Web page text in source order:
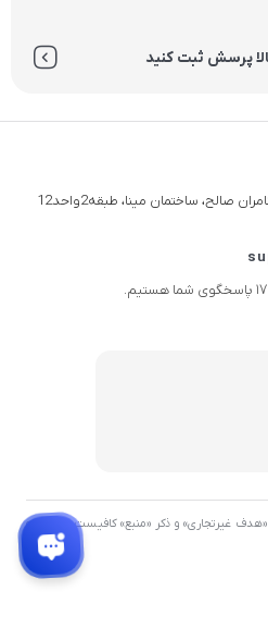
پرسش ثبت کنید
صالح، ساختمان مینا، طبقه2واحد12
از مطالب موبایل 7، داشتن «هدف غیرتجاری» و ذکر «منبع» کافیست. توسعه و